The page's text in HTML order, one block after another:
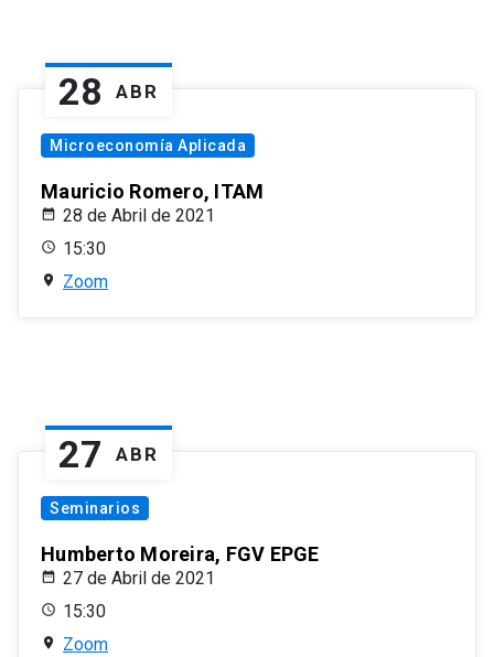
28 ABR
Microeconomía Aplicada
Mauricio Romero, ITAM
28 de Abril de 2021
15:30
Zoom
27 ABR
Seminarios
Humberto Moreira, FGV EPGE
27 de Abril de 2021
15:30
Zoom